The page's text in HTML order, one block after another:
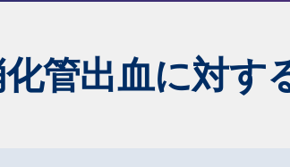
管出血に対す